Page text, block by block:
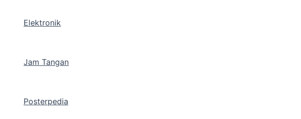
Elektronik
Jam Tangan
Posterpedia